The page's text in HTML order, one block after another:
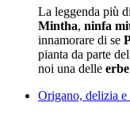
La leggenda più
Mintha, ninfa
innamorare di se
pianta da parte
noi una delle
Origano, delizia e